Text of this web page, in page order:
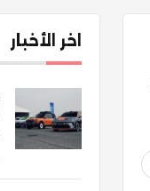
اخر الأخبار